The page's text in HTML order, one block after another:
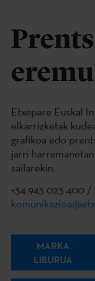
Etxepare Euskal
elkarrizketak
grafikoa edo
jarri
sailarekin.
+34 943 023 400 /
MARKA
LIBURUA